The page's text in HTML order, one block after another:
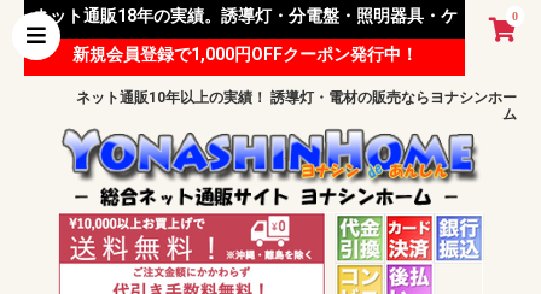
0
ネット通販18年の実績。誘導灯・分電盤・照明器具・ケ
ーブル等 様々な資材を取り扱っています。
新規会員登録で1,000円OFFクーポン発行中！
ネット通販10年以上の実績！ 誘導灯・電材の販売ならヨナシンホー
ム